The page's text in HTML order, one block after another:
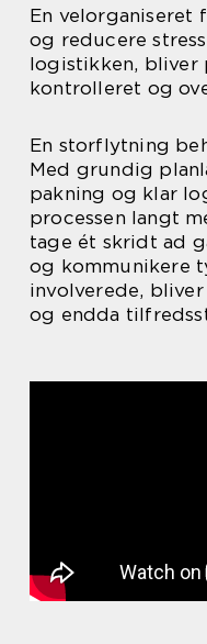
En velorganiseret
og reducere
logistikken, bliver
kontrolleret og
En storflytning
Med grundig
pakning og klar
processen langt
tage ét skridt ad
og kommunikere
involverede,
og endda